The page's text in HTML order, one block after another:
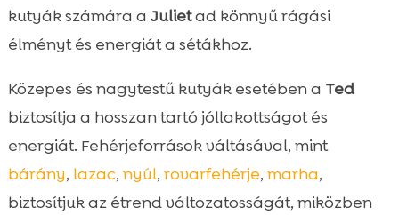
kutyák számára a Julietad könnyű rágási
élményt és energiát a sétákhoz.
Közepes és nagytestű kutyák esetében a Ted
biztosítja a hosszan tartó jóllakottságot és
energiát. Fehérjeforrások váltásával, mint
bárány, lazac, nyúl, rovarfehérje, marha,
biztosítjuk az étrend változatosságát, miközben